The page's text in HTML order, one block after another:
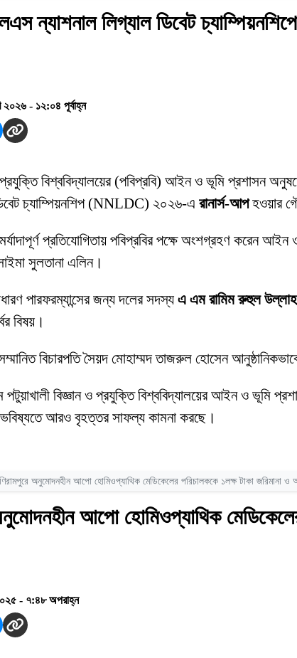
ন্যাশনাল লিগ্যাল ডিবেট
২০২৬ - ১২:০৪ পূর্বাহ্ন
প্রযুক্তি বিশ্ববিদ্যালয়ের (পবিপ্রবি) আইন ও ভূমি প্রশাসন
চ্যাম্পিয়নশিপ (NNLDC) ২০২৬-এ রানার্স-আপহওয়ার
প্রতিযোগিতায় পবিপ্রবির পক্ষে অংশগ্রহণ করেন আইন
সুলতানা এলিন।
পারফরম্যান্সের জন্য দলের সদস্য এ এম রামিম রুহুল উল্লাহ
বিষয়।
বিচারপতি সৈয়দ মোহাম্মদ তাজরুল হোসেন
বিজ্ঞান ও প্রযুক্তি বিশ্ববিদ্যালয়ের আইন ও ভূমি
ভবিষ্যতে আরও বৃহত্তর সাফল্য কামনা করছে।
অনুমোদনহীন আপো হোমিওপ্যাথিক মেডিকেলের পরিচালককে ১লক্ষ টাকা জরিমানা ও
আপো হোমিওপ্যাথিক
- ৭:৪৮ অপরাহ্ন